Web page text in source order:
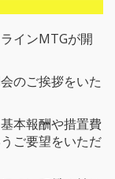
インMTGが開
のご挨拶をいた
本報酬や措置費
ご要望をいただ